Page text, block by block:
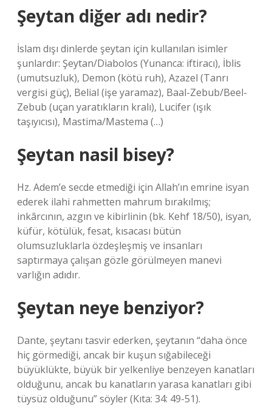
Şeytan diğer adı nedir?
İslam dışı dinlerde şeytan için kullanılan isimler
şunlardır: Şeytan/Diabolos (Yunanca: iftiracı), İblis
(umutsuzluk), Demon (kötü ruh), Azazel (Tanrı
vergisi güç), Belial (işe yaramaz), Baal-Zebub/Beel-
Zebub (uçan yaratıkların kralı), Lucifer (ışık
taşıyıcısı), Mastima/Mastema (…)
Şeytan nasil bisey?
Hz. Adem’e secde etmediği için Allah’ın emrine isyan
ederek ilahi rahmetten mahrum bırakılmış;
inkârcının, azgın ve kibirlinin (bk. Kehf 18/50), isyan,
küfür, kötülük, fesat, kısacası bütün
olumsuzluklarla özdeşleşmiş ve insanları
saptırmaya çalışan gözle görülmeyen manevi
varlığın adıdır.
Şeytan neye benziyor?
Dante, şeytanı tasvir ederken, şeytanın “daha ​​önce
hiç görmediği, ancak bir kuşun sığabileceği
büyüklükte, büyük bir yelkenliye benzeyen kanatları
olduğunu, ancak bu kanatların yarasa kanatları gibi
tüysüz olduğunu” söyler (Kıta: 34: 49-51).